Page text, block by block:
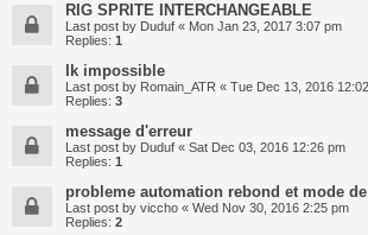
RIG SPRITE INTERCHANGEABLE
Last post by Duduf « Mon Jan 23, 2017 3:07 pm
Replies: 1
Ik impossible
Last post by Romain_ATR « Tue Dec 13, 2016
Replies: 3
message d'erreur
Last post by Duduf « Sat Dec 03, 2016 12:26 pm
Replies: 1
probleme automation rebond et mode
Last post by viccho « Wed Nov 30, 2016 2:25 pm
Replies: 2